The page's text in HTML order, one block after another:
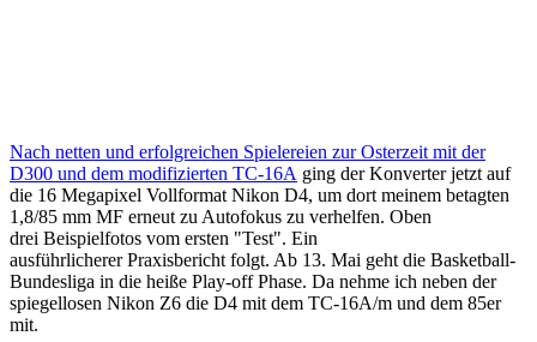
Nach netten und erfolgreichen Spielereien zur Osterzeit mit der
D300 und dem modifizierten TC-16A ging der Konverter jetzt auf
die 16 Megapixel Vollformat Nikon D4, um dort meinem betagten
1,8/85 mm MF erneut zu Autofokus zu verhelfen. Oben
drei Beispielfotos vom ersten "Test". Ein
ausführlicherer Praxisbericht folgt. Ab 13. Mai geht die Basketball-
Bundesliga in die heiße Play-off Phase. Da nehme ich neben der
spiegellosen Nikon Z6 die D4 mit dem TC-16A/m und dem 85er
mit.